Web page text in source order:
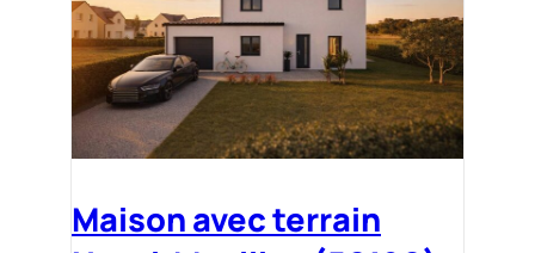
Maison avec terrain